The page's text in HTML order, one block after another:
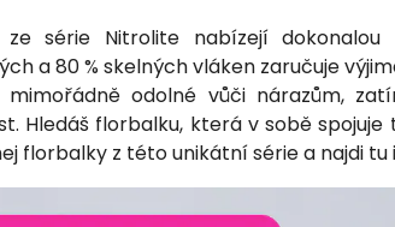
ze série Nitrolite nabízejí
a 80 % skelných vláken zaručuje
odolné vůči nárazům,
Hledáš florbalku, která v sobě
florbalky z této unikátní série a najdi tu